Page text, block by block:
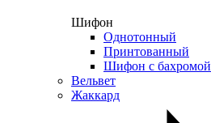
Шифон
Однотонный
Принтованный
Шифон с бахромой
Вельвет
Жаккард